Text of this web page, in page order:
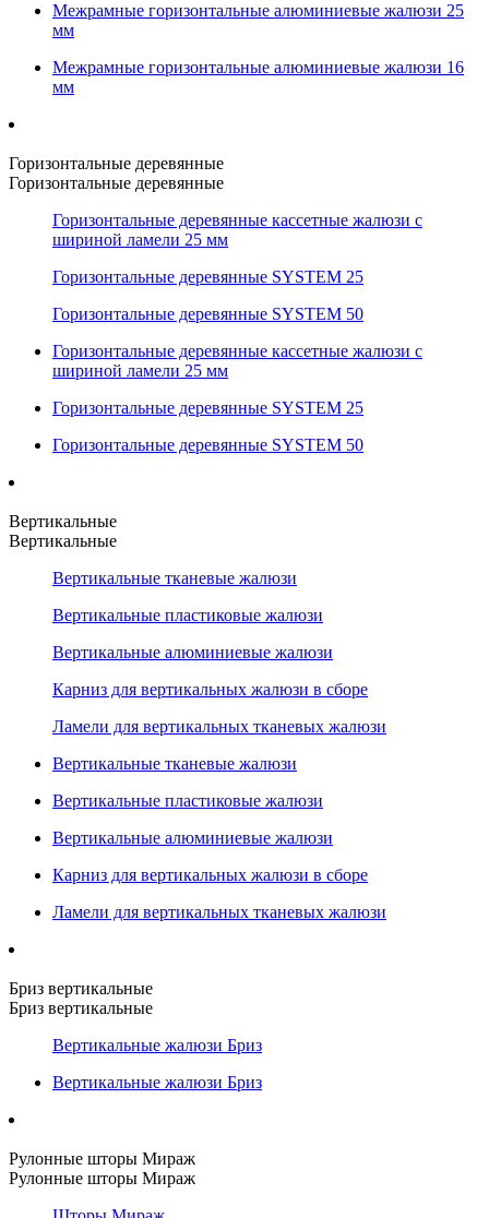
Межрамные горизонтальные алюминиевые жалюзи 25
мм
Межрамные горизонтальные алюминиевые жалюзи 16
мм
Горизонтальные деревянные
Горизонтальные деревянные
Горизонтальные деревянные кассетные жалюзи с
шириной ламели 25 мм
Горизонтальные деревянные SYSTEM 25
Горизонтальные деревянные SYSTEM 50
Горизонтальные деревянные кассетные жалюзи с
шириной ламели 25 мм
Горизонтальные деревянные SYSTEM 25
Горизонтальные деревянные SYSTEM 50
Вертикальные
Вертикальные
Вертикальные тканевые жалюзи
Вертикальные пластиковые жалюзи
Вертикальные алюминиевые жалюзи
Карниз для вертикальных жалюзи в сборе
Ламели для вертикальных тканевых жалюзи
Вертикальные тканевые жалюзи
Вертикальные пластиковые жалюзи
Вертикальные алюминиевые жалюзи
Карниз для вертикальных жалюзи в сборе
Ламели для вертикальных тканевых жалюзи
Бриз вертикальные
Бриз вертикальные
Вертикальные жалюзи Бриз
Вертикальные жалюзи Бриз
Рулонные шторы Мираж
Рулонные шторы Мираж